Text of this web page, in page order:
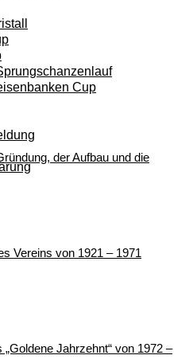
der Aufbau und die
Vereins von 1921 – 1971
Jahrzehnt“ von 1972 –
Cup